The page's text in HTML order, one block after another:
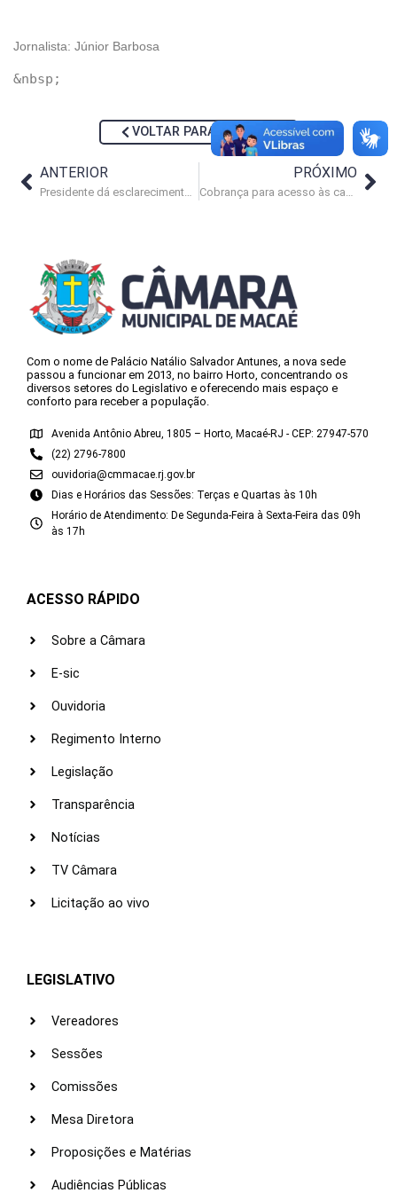
Jornalista: Júnior Barbosa
VOLTAR PARA NOTÍCIAS
ANTERIOR
Presidente dá esclarecimentos sobre PL do zoneamento urbano
PRÓXIMO
Cobrança para acesso às cachoeiras do Sana ainda divide opiniões
Com o nome de Palácio Natálio Salvador Antunes, a nova sede
passou a funcionar em 2013, no bairro Horto, concentrando os
diversos setores do Legislativo e oferecendo mais espaço e
conforto para receber a população.
Avenida Antônio Abreu, 1805 – Horto, Macaé-RJ - CEP: 27947-570
(22) 2796-7800
ouvidoria@cmmacae.rj.gov.br
Dias e Horários das Sessões: Terças e Quartas às 10h
Horário de Atendimento: De Segunda-Feira à Sexta-Feira das 09h
às 17h
ACESSO RÁPIDO
Sobre a Câmara
E-sic
Ouvidoria
Regimento Interno
Legislação
Transparência
Notícias
TV Câmara
Licitação ao vivo
LEGISLATIVO
Vereadores
Sessões
Comissões
Mesa Diretora
Proposições e Matérias
Audiências Públicas